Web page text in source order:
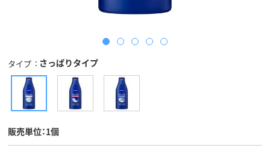
タイプ さっぱりタイプ
販売単位：1個